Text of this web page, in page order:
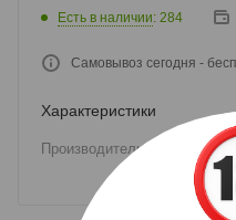
Есть в наличии: 284
Самовывоз сегодня -
Характеристики
Производитель Gara